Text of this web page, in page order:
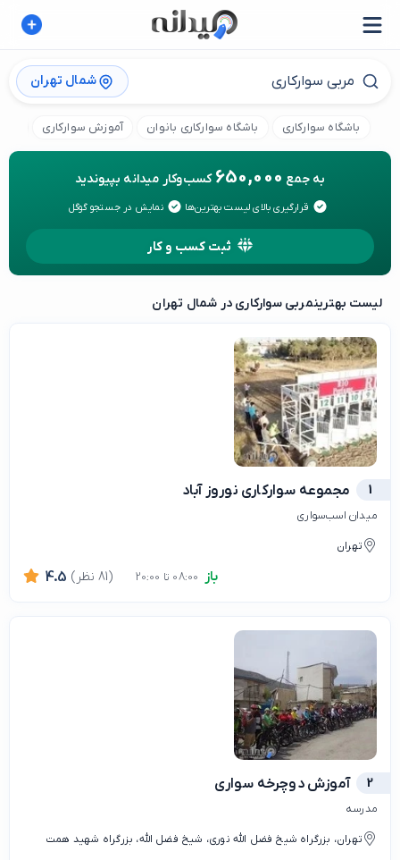
شمال تهران
باشگاه سوارکاری باشگاه سوارکاری بانوان آموزش سوارکاری
به جمع 650,000 کسب‌وکار میدانه بپیوندید
قرارگیری بالای لیست بهترین‌ها نمایش در جستجو گوگل
ثبت کسب و کار
لیست بهترینمربی سوارکاری در شمال تهران
1 مجموعه سوارکاری نوروز آباد
میدان اسب‌سواری
تهران
باز 4.5 (81 نظر)
2 آموزش دوچرخه سواری
مدرسه
تهران، بزرگراه شیخ فضل الله نوری، شیخ فضل الله، بزرگراه شهید همت